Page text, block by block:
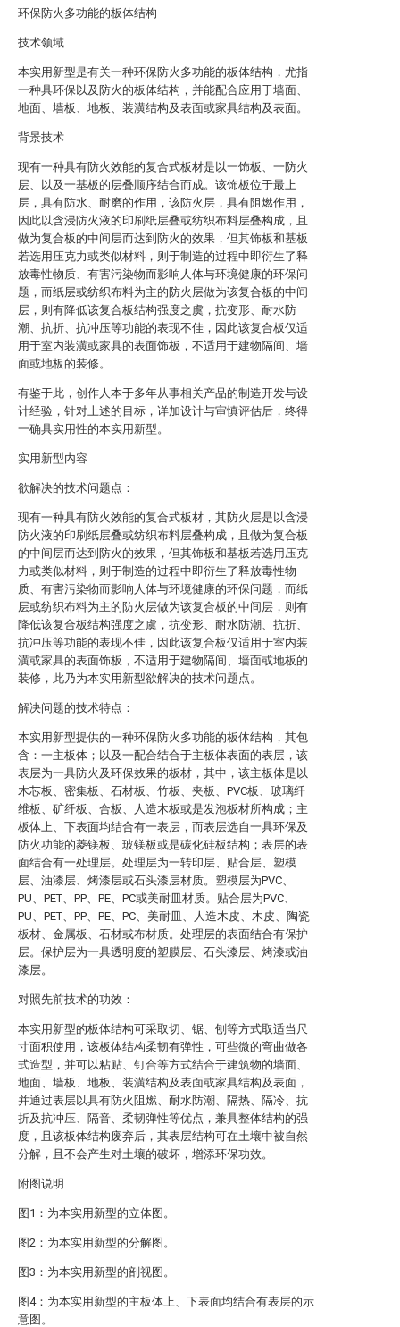
环保防火多功能的板体结构
技术领域
本实用新型是有关一种环保防火多功能的板体结构，尤指
一种具环保以及防火的板体结构，并能配合应用于墙面、
地面、墙板、地板、装潢结构及表面或家具结构及表面。
背景技术
现有一种具有防火效能的复合式板材是以一饰板、一防火
层、以及一基板的层叠顺序结合而成。该饰板位于最上
层，具有防水、耐磨的作用，该防火层，具有阻燃作用，
因此以含浸防火液的印刷纸层叠或纺织布料层叠构成，且
做为复合板的中间层而达到防火的效果，但其饰板和基板
若选用压克力或类似材料，则于制造的过程中即衍生了释
放毒性物质、有害污染物而影响人体与环境健康的环保问
题，而纸层或纺织布料为主的防火层做为该复合板的中间
层，则有降低该复合板结构强度之虞，抗变形、耐水防
潮、抗折、抗冲压等功能的表现不佳，因此该复合板仅适
用于室内装潢或家具的表面饰板，不适用于建物隔间、墙
面或地板的装修。
有鉴于此，创作人本于多年从事相关产品的制造开发与设
计经验，针对上述的目标，详加设计与审慎评估后，终得
一确具实用性的本实用新型。
实用新型内容
欲解决的技术问题点：
现有一种具有防火效能的复合式板材，其防火层是以含浸
防火液的印刷纸层叠或纺织布料层叠构成，且做为复合板
的中间层而达到防火的效果，但其饰板和基板若选用压克
力或类似材料，则于制造的过程中即衍生了释放毒性物
质、有害污染物而影响人体与环境健康的环保问题，而纸
层或纺织布料为主的防火层做为该复合板的中间层，则有
降低该复合板结构强度之虞，抗变形、耐水防潮、抗折、
抗冲压等功能的表现不佳，因此该复合板仅适用于室内装
潢或家具的表面饰板，不适用于建物隔间、墙面或地板的
装修，此乃为本实用新型欲解决的技术问题点。
解决问题的技术特点：
本实用新型提供的一种环保防火多功能的板体结构，其包
含：一主板体；以及一配合结合于主板体表面的表层，该
表层为一具防火及环保效果的板材，其中，该主板体是以
木芯板、密集板、石材板、竹板、夹板、PVC板、玻璃纤
维板、矿纤板、合板、人造木板或是发泡板材所构成；主
板体上、下表面均结合有一表层，而表层选自一具环保及
防火功能的菱镁板、玻镁板或是碳化硅板结构；表层的表
面结合有一处理层。处理层为一转印层、贴合层、塑模
层、油漆层、烤漆层或石头漆层材质。塑模层为PVC、
PU、PET、PP、PE、PC或美耐皿材质。贴合层为PVC、
PU、PET、PP、PE、PC、美耐皿、人造木皮、木皮、陶瓷
板材、金属板、石材或布材质。处理层的表面结合有保护
层。保护层为一具透明度的塑膜层、石头漆层、烤漆或油
漆层。
对照先前技术的功效：
本实用新型的板体结构可采取切、锯、刨等方式取适当尺
寸面积使用，该板体结构柔韧有弹性，可些微的弯曲做各
式造型，并可以粘贴、钉合等方式结合于建筑物的墙面、
地面、墙板、地板、装潢结构及表面或家具结构及表面，
并通过表层以具有防火阻燃、耐水防潮、隔热、隔冷、抗
折及抗冲压、隔音、柔韧弹性等优点，兼具整体结构的强
度，且该板体结构废弃后，其表层结构可在土壤中被自然
分解，且不会产生对土壤的破坏，增添环保功效。
附图说明
图1：为本实用新型的立体图。
图2：为本实用新型的分解图。
图3：为本实用新型的剖视图。
图4：为本实用新型的主板体上、下表面均结合有表层的示
意图。